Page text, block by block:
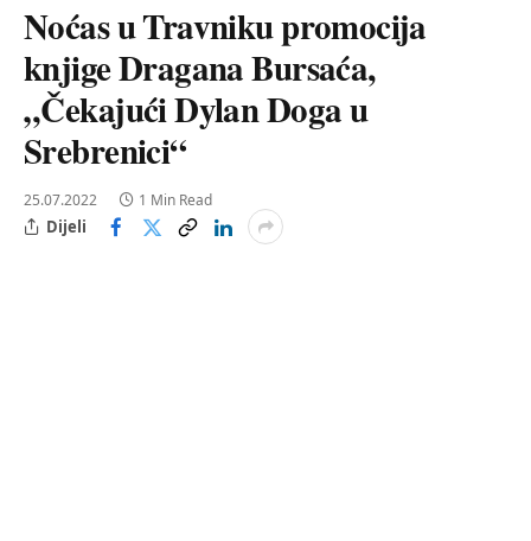
Noćas u Travniku promocija
knjige Dragana Bursaća,
„Čekajući Dylan Doga u
Srebrenici“
25.07.2022 1 Min Read
Dijeli